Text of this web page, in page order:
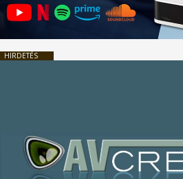
HIRDETÉS